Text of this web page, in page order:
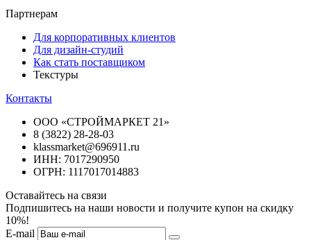
Партнерам
Для корпоративных клиентов
Для дизайн-студий
Как стать поставщиком
Текстуры
Контакты
ООО «СТРОЙМАРКЕТ 21»
8 (3822) 28-28-03
klassmarket@696911.ru
ИНН: 7017290950
ОГРН: 1117017014883
Оставайтесь на связи
Подпишитесь на наши новости и получите купон на скидку
10%!
E-mail